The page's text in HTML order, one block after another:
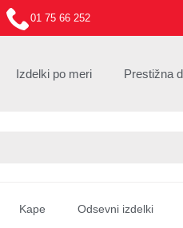
01 75 66 252
Izdelki po meri Prestižna
Kape Odsevni izdelki